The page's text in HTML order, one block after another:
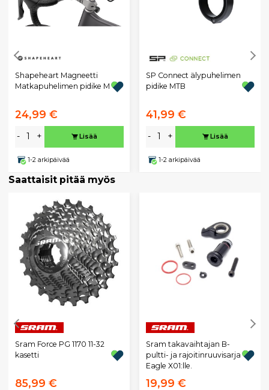
Shapeheart Magneetti
Matkapuhelimen pidike M
24,99 €
- + Lisää
1-2 arkipäivää
SP Connect älypuhelimen
pidike MTB
41,99 €
- + Lisää
1-2 arkipäivää
Saattaisit pitää myös
Sram Force PG 1170 11-32
kasetti
85,99 €
Sram takavaihtajan B-
pultti- ja rajoitinruuvisarja
Eagle X01:lle.
19,99 €